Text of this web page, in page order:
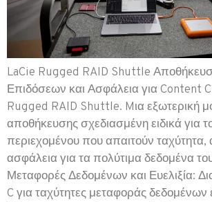
LaCie Rugged RAID Shuttle
Επιδόσεων και Ασφάλεια για Content
Rugged RAID Shuttle. Mια εξωτερική
αποθήκευσης σχεδιασμένη ειδικά για
περιεχομένου που απαιτούν ταχύτητα,
ασφάλεια για τα πολύτιμα δεδομένα
Μεταφορές Δεδομένων και Ευελιξία:
C για ταχύτητες μεταφοράς